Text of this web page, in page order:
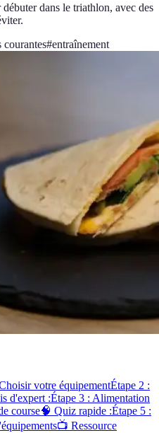
dans le triathlon, avec des
courantes#entraînement
votre équipementÉtape 2 :
d'expert :Étape 3 : Alimentation
course🧠 Quiz rapide :Étape 5 :
📺 Ressource